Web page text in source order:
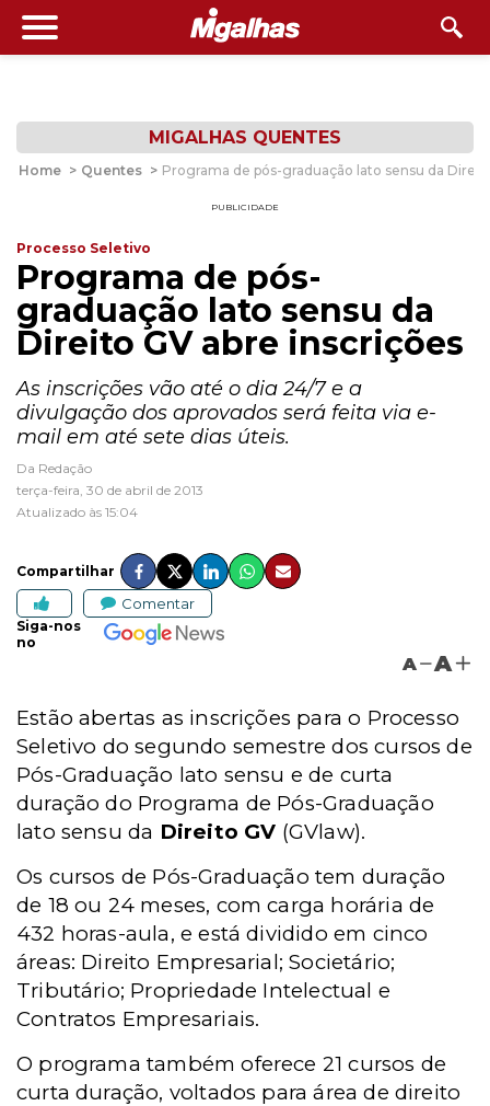
MIGALHAS QUENTES
Home > Quentes > Programa de pós-graduação lato sensu da
PUBLICIDADE
Processo Seletivo
Programa de pós-
graduação lato sensu da
Direito GV abre inscrições
As inscrições vão até o dia 24/7 e a
divulgação dos aprovados será feita via e-
mail em até sete dias úteis.
Da Redação
terça-feira, 30 de abril de 2013
Atualizado às 15:04
Compartilhar
Comentar
Siga-nos
no
A A
Estão abertas as inscrições para o Processo
Seletivo do segundo semestre dos cursos de
Pós-Graduação lato sensu e de curta
duração do Programa de Pós-Graduação
lato sensu da Direito GV (GVlaw).
Os cursos de Pós-Graduação tem duração
de 18 ou 24 meses, com carga horária de
432 horas-aula, e está dividido em cinco
áreas: Direito Empresarial; Societário;
Tributário; Propriedade Intelectual e
Contratos Empresariais.
O programa também oferece 21 cursos de
curta duração, voltados para área de direito